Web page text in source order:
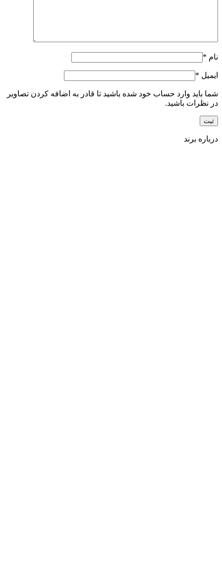
نام *
ایمیل *
شما باید وارد حساب خود شده باشید تا قادر به اضافه کردن تصاویر
در نظرات باشید.
درباره برند